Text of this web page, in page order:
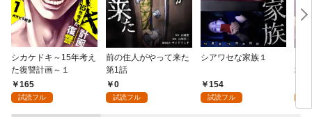
シカケドキ～15年考え
た復讐計画～１
165
試読フル
前の住人がやって来た
第1話
0
試読フル
シアワセな家族１
154
試読フル
地